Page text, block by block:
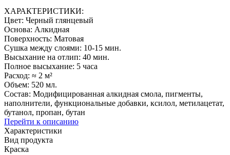
ХАРАКТЕРИСТИКИ:
Цвет: Черный глянцевый
Основа: Алкидная
Поверхность: Матовая
Сушка между слоями: 10-15 мин.
Высыхание на отлип: 40 мин.
Полное высыхание: 5 часа
Расход: ≈ 2 м²
Объем: 520 мл.
Состав: Модифицированная алкидная смола, пигменты,
наполнители, функциональные добавки, ксилол, метилацетат,
бутанол, пропан, бутан
Перейти к описанию
Характеристики
Вид продукта
Краска